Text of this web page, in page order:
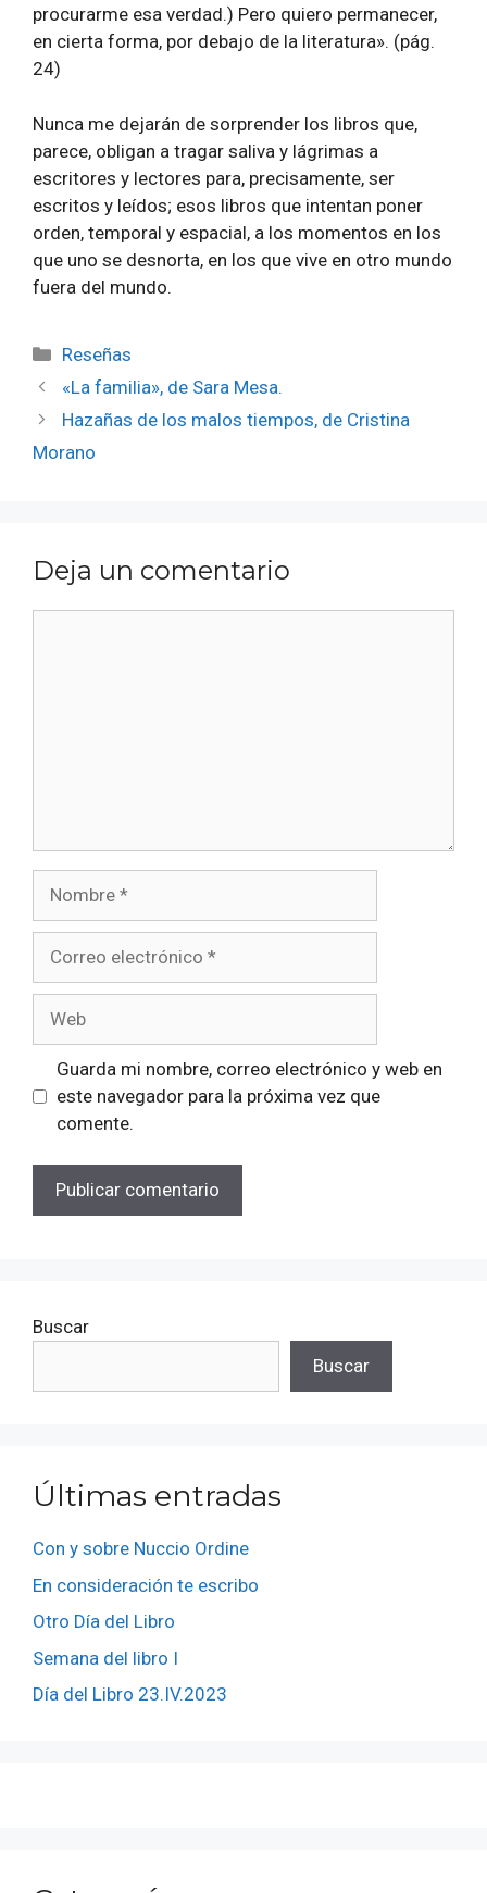
procurarme esa verdad.) Pero quiero permanecer,
en cierta forma, por debajo de la literatura». (pág.
24)
Nunca me dejarán de sorprender los libros que,
parece, obligan a tragar saliva y lágrimas a
escritores y lectores para, precisamente, ser
escritos y leídos; esos libros que intentan poner
orden, temporal y espacial, a los momentos en los
que uno se desnorta, en los que vive en otro mundo
fuera del mundo.
Categorías
Reseñas
«La familia», de Sara Mesa.
Hazañas de los malos tiempos, de Cristina
Morano
Deja un comentario
electrónico
Guarda mi nombre, correo electrónico y web en
este navegador para la próxima vez que
comente.
Buscar
Buscar
Últimas entradas
Con y sobre Nuccio Ordine
En consideración te escribo
Otro Día del Libro
Semana del libro I
Día del Libro 23.IV.2023